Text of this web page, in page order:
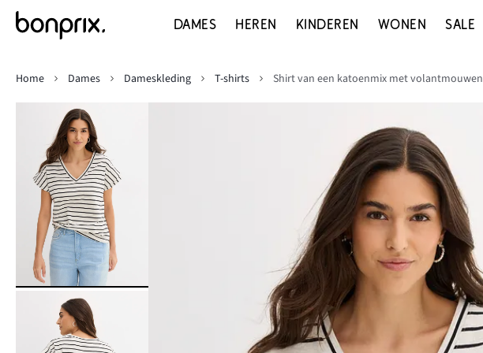
DAMES HEREN KINDEREN WONEN SALE
Home
Dames Dameskleding T-shirts Shirt van een katoenmix met volantmouwen